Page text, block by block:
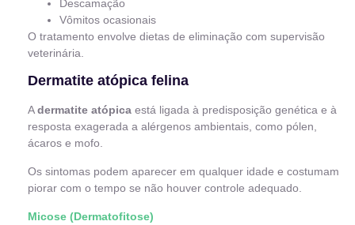
Descamação
Vômitos ocasionais
O tratamento envolve dietas de eliminação com supervisão
veterinária.
Dermatite atópica felina
Adermatite atópica está ligada à predisposição genética e à
resposta exagerada a alérgenos ambientais, como pólen,
ácaros e mofo.
Os sintomas podem aparecer em qualquer idade e costumam
piorar com o tempo se não houver controle adequado.
Micose (Dermatofitose)